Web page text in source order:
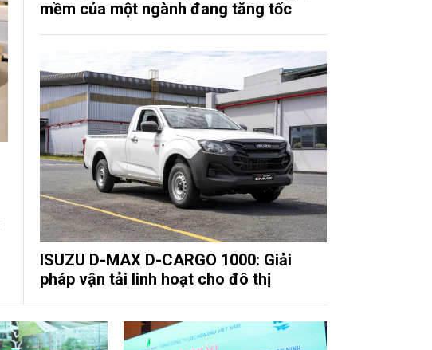
mềm của một ngành đang tăng tốc
ISUZU D-MAX D-CARGO 1000: Giải
pháp vận tải linh hoạt cho đô thị